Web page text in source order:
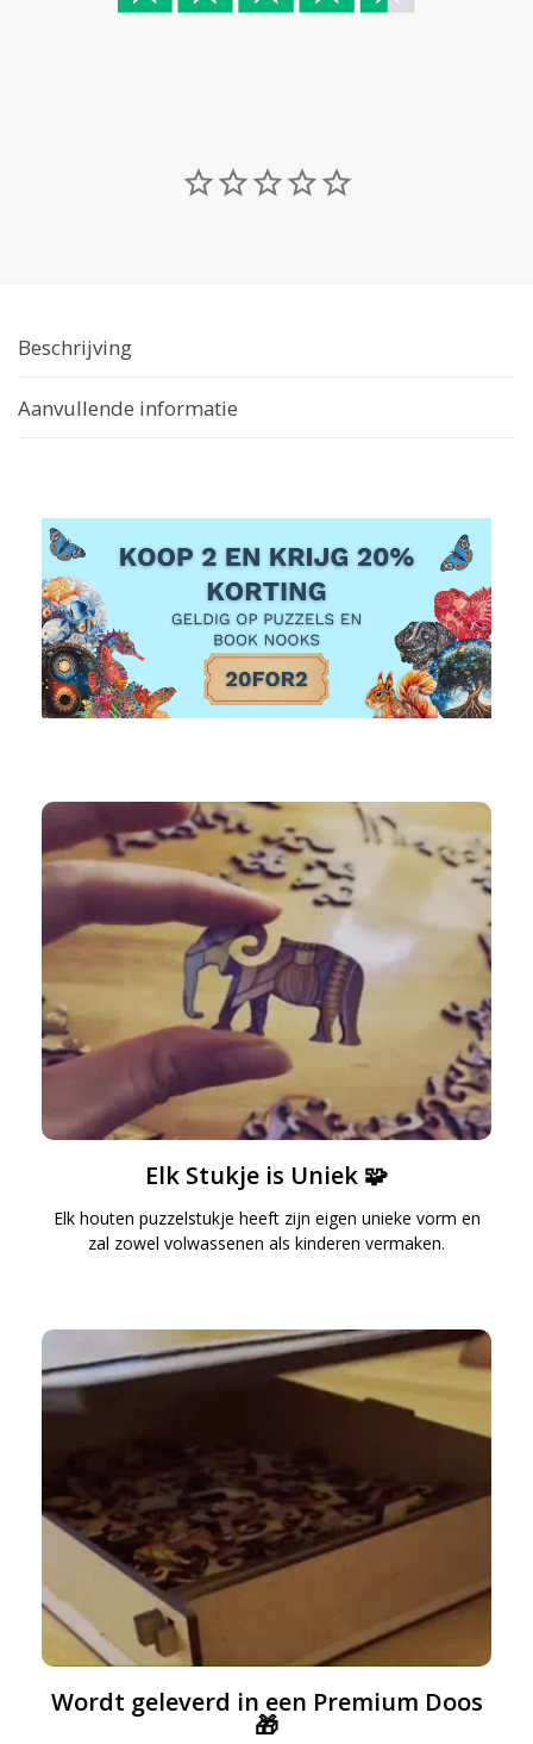
Beschrijving
Aanvullende informatie
Elk Stukje is Uniek 🧩
Elk houten puzzelstukje heeft zijn eigen unieke vorm en
zal zowel volwassenen als kinderen vermaken.
Wordt geleverd in een Premium Doos
🎁